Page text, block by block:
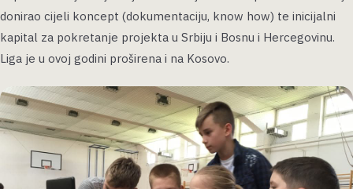
donirao cijeli koncept (dokumentaciju, know how) te inicijalni
kapital za pokretanje projekta u Srbiju i Bosnu i Hercegovinu.
Liga je u ovoj godini proširena i na Kosovo.